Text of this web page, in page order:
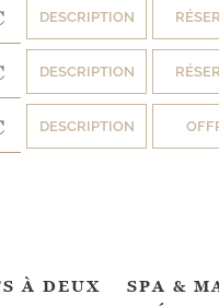
DESCRIPTION
DESCRIPTION
DESCRIPTION
À DEUX SPA &